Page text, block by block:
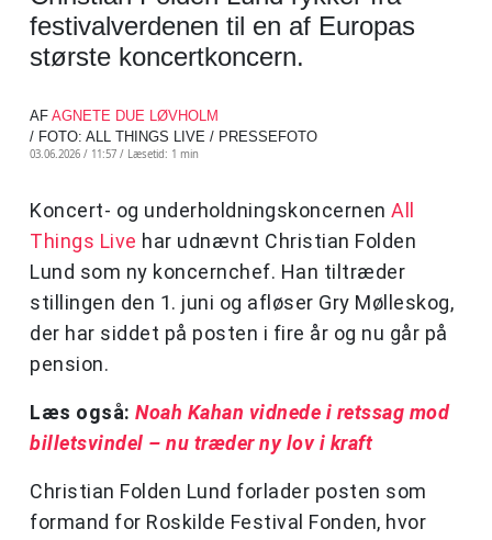
festivalverdenen til en af Europas
største koncertkoncern.
AF AGNETE DUE LØVHOLM
/ FOTO: ALL THINGS LIVE / PRESSEFOTO
03.06.2026 / 11:57 / Læsetid: 1 min
Koncert- og underholdningskoncernen All
Things Live har udnævnt Christian Folden
Lund som ny koncernchef. Han tiltræder
stillingen den 1. juni og afløser Gry Mølleskog,
der har siddet på posten i fire år og nu går på
pension.
Læs også: Noah Kahan vidnede i retssag mod
billetsvindel – nu træder ny lov i kraft
Christian Folden Lund forlader posten som
formand for Roskilde Festival Fonden, hvor